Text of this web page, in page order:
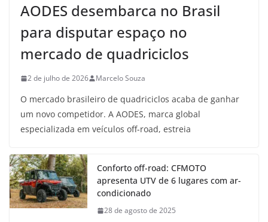
AODES desembarca no Brasil
para disputar espaço no
mercado de quadriciclos
2 de julho de 2026 Marcelo Souza
O mercado brasileiro de quadriciclos acaba de ganhar
um novo competidor. A AODES, marca global
especializada em veículos off-road, estreia
Conforto off-road: CFMOTO
apresenta UTV de 6 lugares com ar-
condicionado
28 de agosto de 2025